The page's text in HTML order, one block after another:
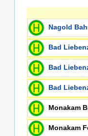
Nagold
Bad
Bad
Bad
Monakam
Monakam